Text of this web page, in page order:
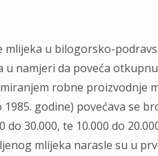
u bilogorsko-
namjeri da poveća
robne proizvodnje
godine) povećava se
do 30.000, te 10.000 do
mlijeka narasle su u